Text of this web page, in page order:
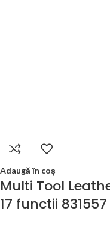
Adaugă în coș
Multi Tool
17 functii 831557